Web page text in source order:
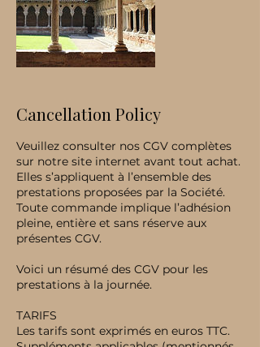
Cancellation Policy
Veuillez consulter nos CGV complètes
sur notre site internet avant tout achat.
Elles s’appliquent à l’ensemble des
prestations proposées par la Société.
Toute commande implique l’adhésion
pleine, entière et sans réserve aux
présentes CGV.
Voici un résumé des CGV pour les
prestations à la journée.
TARIFS
Les tarifs sont exprimés en euros TTC.